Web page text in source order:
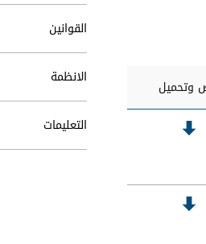
وتحميل
القوانين
الانظمة
التعليمات